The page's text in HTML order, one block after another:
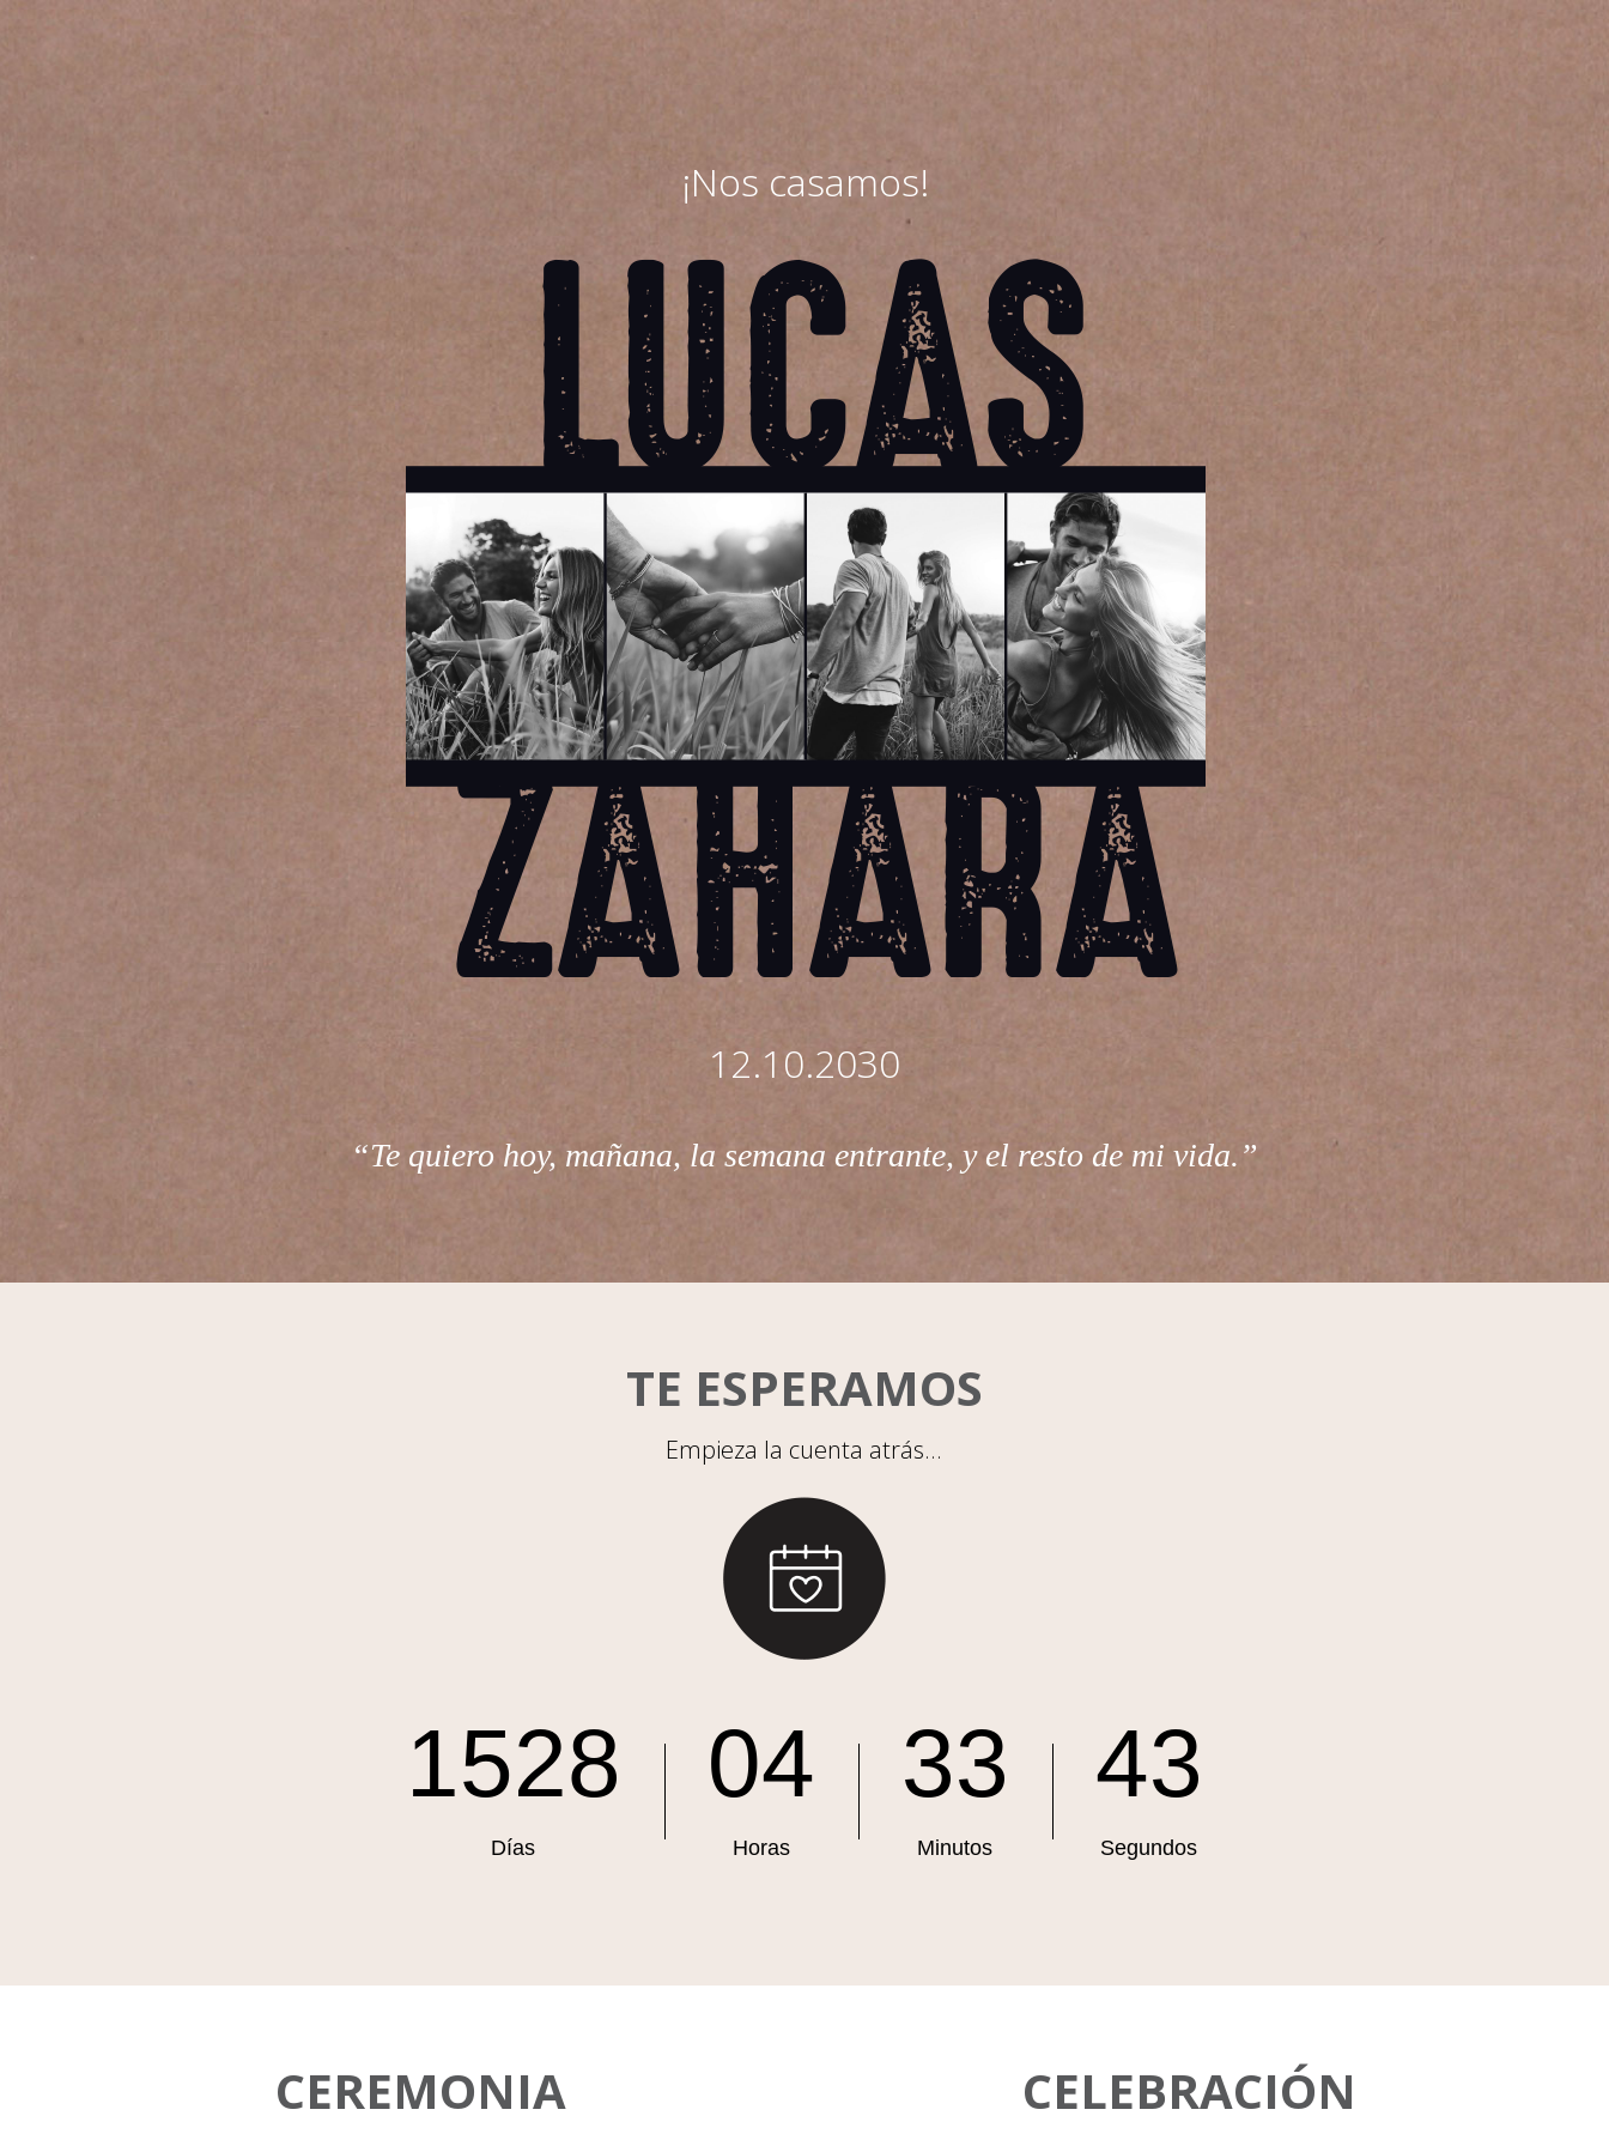
¡Nos casamos!
12.10.2030
“Te quiero hoy, mañana, la semana entrante, y el resto de mi vida.”
TE ESPERAMOS
Empieza la cuenta atrás...
1528
Días
04
Horas
33
Minutos
42
Segundos
CEREMONIA CELEBRACIÓN